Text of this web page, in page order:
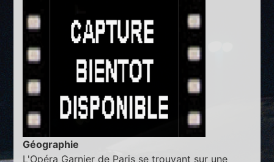
Géographie
L'Opéra Garnier de Paris se trouvant sur une